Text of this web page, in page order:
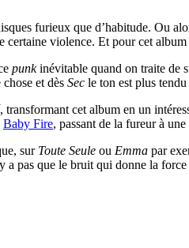
furieux que d’habitude. Ou
certaine violence. Et pour cet
punkinévitable quand on traite de
et dès Sec le ton est plus
, transformant cet album en un
Baby Fire, passant de la fureur à une
sur Toute Seule ou Emma par
a pas que le bruit qui donne la force